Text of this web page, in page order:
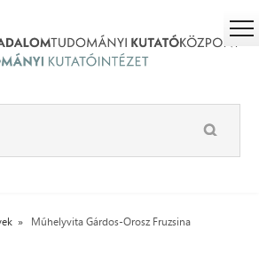
Műhelyvita Gárdos-Orosz Fruzsina